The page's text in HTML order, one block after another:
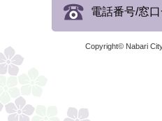
電話番号/窓
Copyright© Nabari